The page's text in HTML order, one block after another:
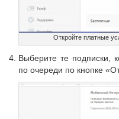
Откройте платные
Выберите те подписки,
по очереди по кнопке